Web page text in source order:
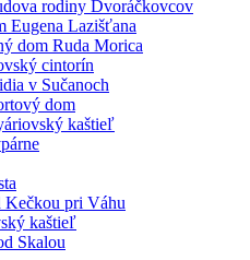
rodiny Dvoráčkovcov
Eugena Lazišťana
dom Ruda Morica
cintorín
v Sučanoch
dom
kaštieľ
Kečkou pri Váhu
kaštieľ
Skalou